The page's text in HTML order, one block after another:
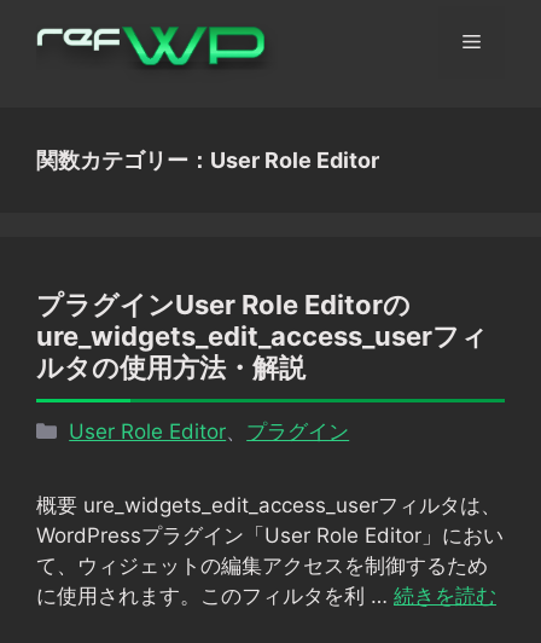
メ
関数カテゴリー：User Role Editor
プラグインUser Role Editorの
ure_widgets_edit_access_userフィ
ルタの使用方法・解説
カ
リ
ー
User Role Editor プラグイン
概要 ure_widgets_edit_access_userフィルタは、
WordPressプラグイン「User Role Editor」におい
て、ウィジェットの編集アクセスを制御するため
に使用されます。このフィルタを利 … 続きを読む